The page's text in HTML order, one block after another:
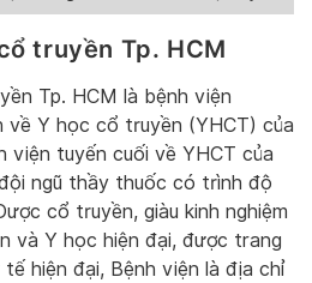
truyền Tp. HCM
Tp. HCM là bệnh viện
về Y học cổ truyền (YHCT) của
viện tuyến cuối về YHCT của
ngũ thầy thuốc có trình độ
cổ truyền, giàu kinh nghiệm
và Y học hiện đại, được trang
hiện đại, Bệnh viện là địa chỉ